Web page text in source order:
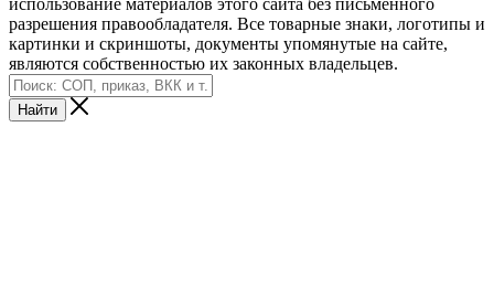
использование материалов этого сайта без письменного
разрешения правообладателя. Все товарные знаки, логотипы и
картинки и скриншоты, документы упомянутые на сайте,
являются собственностью их законных владельцев.
Найти